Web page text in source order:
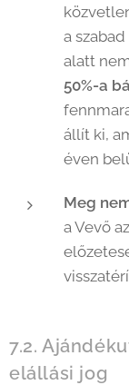
a
alatt
50%-a
állít ki,
éven
Meg
a Vevő
7.2.
elállási jog